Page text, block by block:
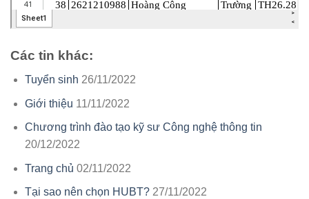
Các tin khác:
Tuyển sinh 26/11/2022
Giới thiệu 11/11/2022
Chương trình đào tạo kỹ sư Công nghệ thông tin
20/12/2022
Trang chủ 02/11/2022
Tại sao nên chọn HUBT?27/11/2022